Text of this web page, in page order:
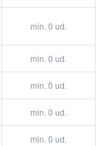
min. 0 ud.
min. 0 ud.
min. 0 ud.
min. 0 ud.
min. 0 ud.